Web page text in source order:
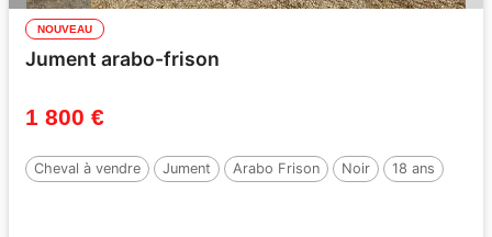
NOUVEAU
Jument arabo-frison
1 800 €
Cheval à vendre Jument Arabo Frison Noir 18 ans